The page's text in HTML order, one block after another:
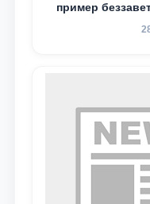
пример
Родине и